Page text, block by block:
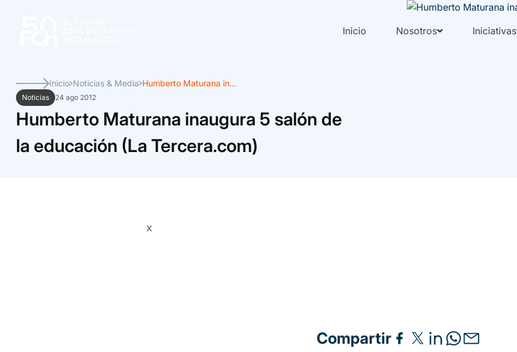
Inicio Nosotros Iniciativas
Inicio Noticias & Media Humberto Maturana in...
Noticias 24 ago 2012
Humberto Maturana inaugura 5 salón de
la educación (La Tercera.com)
x
Compartir